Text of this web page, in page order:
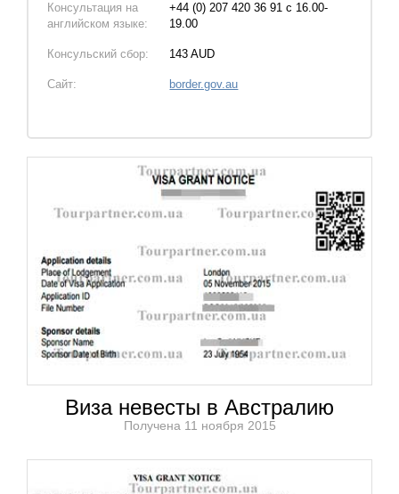
Консультация на
английском языке:
+44 (0) 207 420 36 91 с 16.00-
19.00
Консульский сбор: 143 AUD
Сайт: border.gov.au
Виза невесты в Австралию
Получена 11 ноября 2015